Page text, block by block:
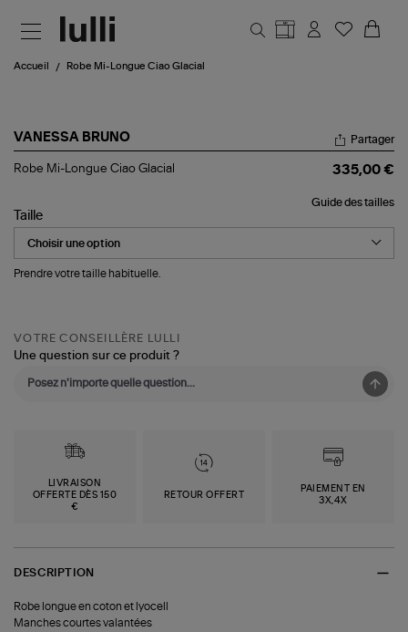
Accueil Robe Mi-Longue Ciao Glacial
VANESSA BRUNO
Robe
Ciao
Glacial
Partager
Robe Mi-Longue Ciao Glacial 335,00 €
Guide des tailles
Taille
Prendre votre taille habituelle.
VOTRE CONSEILLÈRE LULLI
Une question sur ce produit ?
LIVRAISON
OFFERTE DÈS 150
€
RETOUR OFFERT
PAIEMENT EN
3X,4X
DESCRIPTION
Robe longue en coton et lyocell
Manches courtes valantées